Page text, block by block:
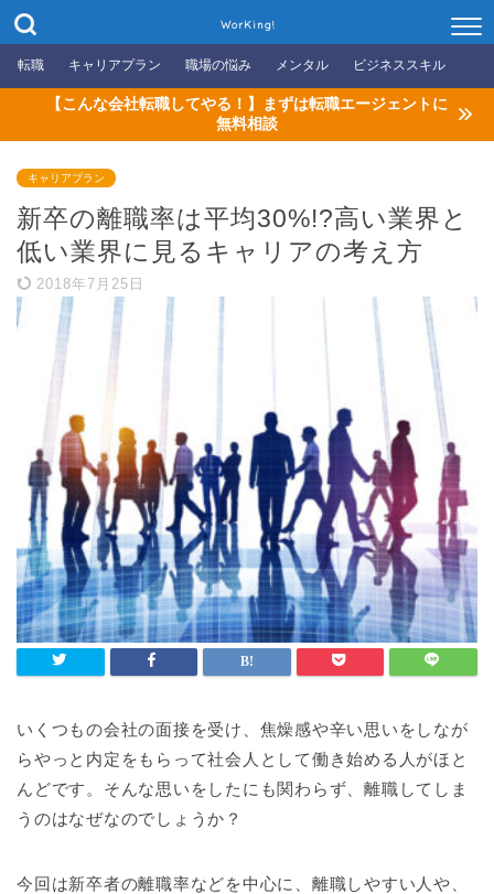
WorKing!
転職 キャリアプラン 職場の悩み メンタル ビジネススキル
【こんな会社転職してやる！】まずは転職エージェントに
無料相談
キャリアプラン
新卒の離職率は平均30%!?高い業界と
低い業界に見るキャリアの考え方
2018年7月25日
いくつもの会社の面接を受け、焦燥感や辛い思いをしなが
らやっと内定をもらって社会人として働き始める人がほと
んどです。そんな思いをしたにも関わらず、離職してしま
うのはなぜなのでしょうか？
今回は新卒者の離職率などを中心に、離職しやすい人や、